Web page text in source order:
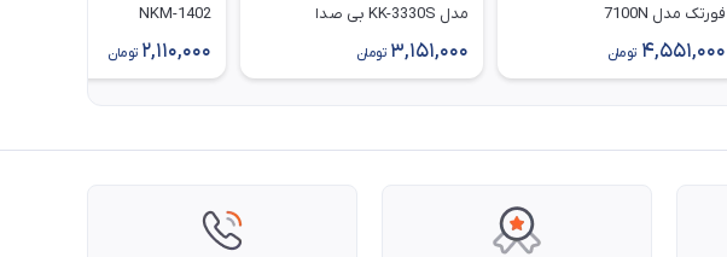
فورتک مدل 7100N
4,551,000 تومان
مدل KK-3330S بی صدا
3,151,000 تومان
NKM-1402
2,110,000 تومان